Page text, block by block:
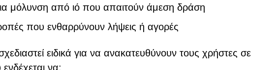
μόλυνση από ιό που απαιτούν άμεση δράση
που ενθαρρύνουν λήψεις ή αγορές
ειδικά για να ανακατευθύνουν τους χρήστες σε
να: